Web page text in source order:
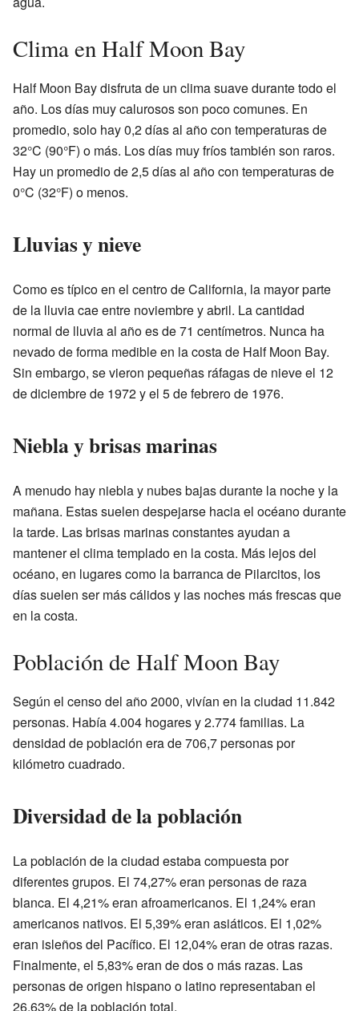
Clima en Half Moon Bay
Half Moon Bay disfruta de un clima suave durante todo el
año. Los días muy calurosos son poco comunes. En
promedio, solo hay 0,2 días al año con temperaturas de
32°C (90°F) o más. Los días muy fríos también son raros.
Hay un promedio de 2,5 días al año con temperaturas de
0°C (32°F) o menos.
Lluvias y nieve
Como es típico en el centro de California, la mayor parte
de la lluvia cae entre noviembre y abril. La cantidad
normal de lluvia al año es de 71 centímetros. Nunca ha
nevado de forma medible en la costa de Half Moon Bay.
Sin embargo, se vieron pequeñas ráfagas de nieve el 12
de diciembre de 1972 y el 5 de febrero de 1976.
Niebla y brisas marinas
A menudo hay niebla y nubes bajas durante la noche y la
mañana. Estas suelen despejarse hacia el océano durante
la tarde. Las brisas marinas constantes ayudan a
mantener el clima templado en la costa. Más lejos del
océano, en lugares como la barranca de Pilarcitos, los
días suelen ser más cálidos y las noches más frescas que
en la costa.
Población de Half Moon Bay
Según el censo del año 2000, vivían en la ciudad 11.842
personas. Había 4.004 hogares y 2.774 familias. La
densidad de población era de 706,7 personas por
kilómetro cuadrado.
Diversidad de la población
La población de la ciudad estaba compuesta por
diferentes grupos. El 74,27% eran personas de raza
blanca. El 4,21% eran afroamericanos. El 1,24% eran
americanos nativos. El 5,39% eran asiáticos. El 1,02%
eran isleños del Pacífico. El 12,04% eran de otras razas.
Finalmente, el 5,83% eran de dos o más razas. Las
personas de origen hispano o latino representaban el
26,63% de la población total.